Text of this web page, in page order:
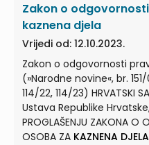
Članak 1. ... Ovim se Zakonom uređuje pravo na
novčanu naknadu žrtvama
počinjenih s namjerom (u
djelomnasilja smatra se:
namjerom uz primjenu
integriteta, – kazneno...
Zakon o
kaznena djela
Vrijedi od: 12.10.2023.
Zakon o odgovornosti
(»Narodne novine«, br. 151/
114/22, 114/23) HRVATSKI
Ustava Republike
PROGLAŠENJU ZAKONA O
OSOBA ZA KAZNENA DJELA